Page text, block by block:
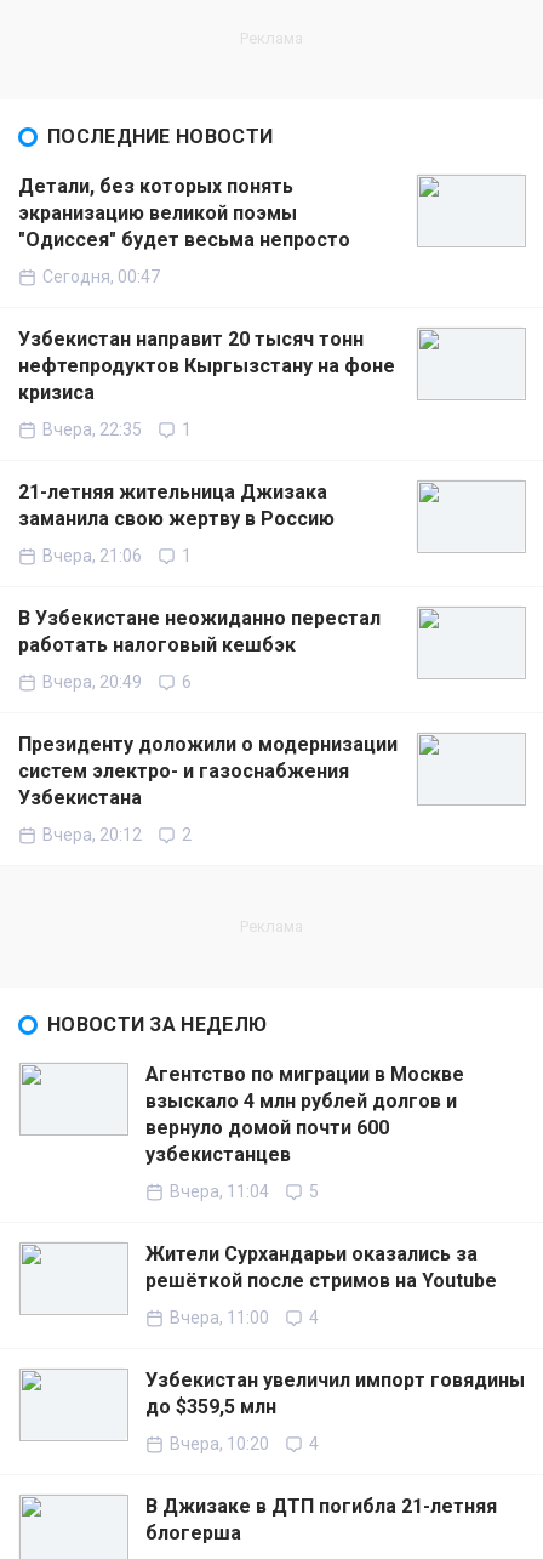
ПОСЛЕДНИЕ НОВОСТИ
Детали, без которых понять
экранизацию великой поэмы
"Одиссея" будет весьма непросто
Сегодня, 00:47
Узбекистан направит 20 тысяч тонн
нефтепродуктов Кыргызстану на фоне
кризиса
Вчера, 22:35 1
21-летняя жительница Джизака
заманила свою жертву в Россию
Вчера, 21:06 1
В Узбекистане неожиданно перестал
работать налоговый кешбэк
Вчера, 20:49 6
Президенту доложили о модернизации
систем электро- и газоснабжения
Узбекистана
Вчера, 20:12 2
НОВОСТИ ЗА НЕДЕЛЮ
Агентство по миграции в Москве
взыскало 4 млн рублей долгов и
вернуло домой почти 600
узбекистанцев
Вчера, 11:04 5
Жители Сурхандарьи оказались за
решёткой после стримов на Youtube
Вчера, 11:00 4
Узбекистан увеличил импорт говядины
до $359,5 млн
Вчера, 10:20 4
В Джизаке в ДТП погибла 21-летняя
блогерша